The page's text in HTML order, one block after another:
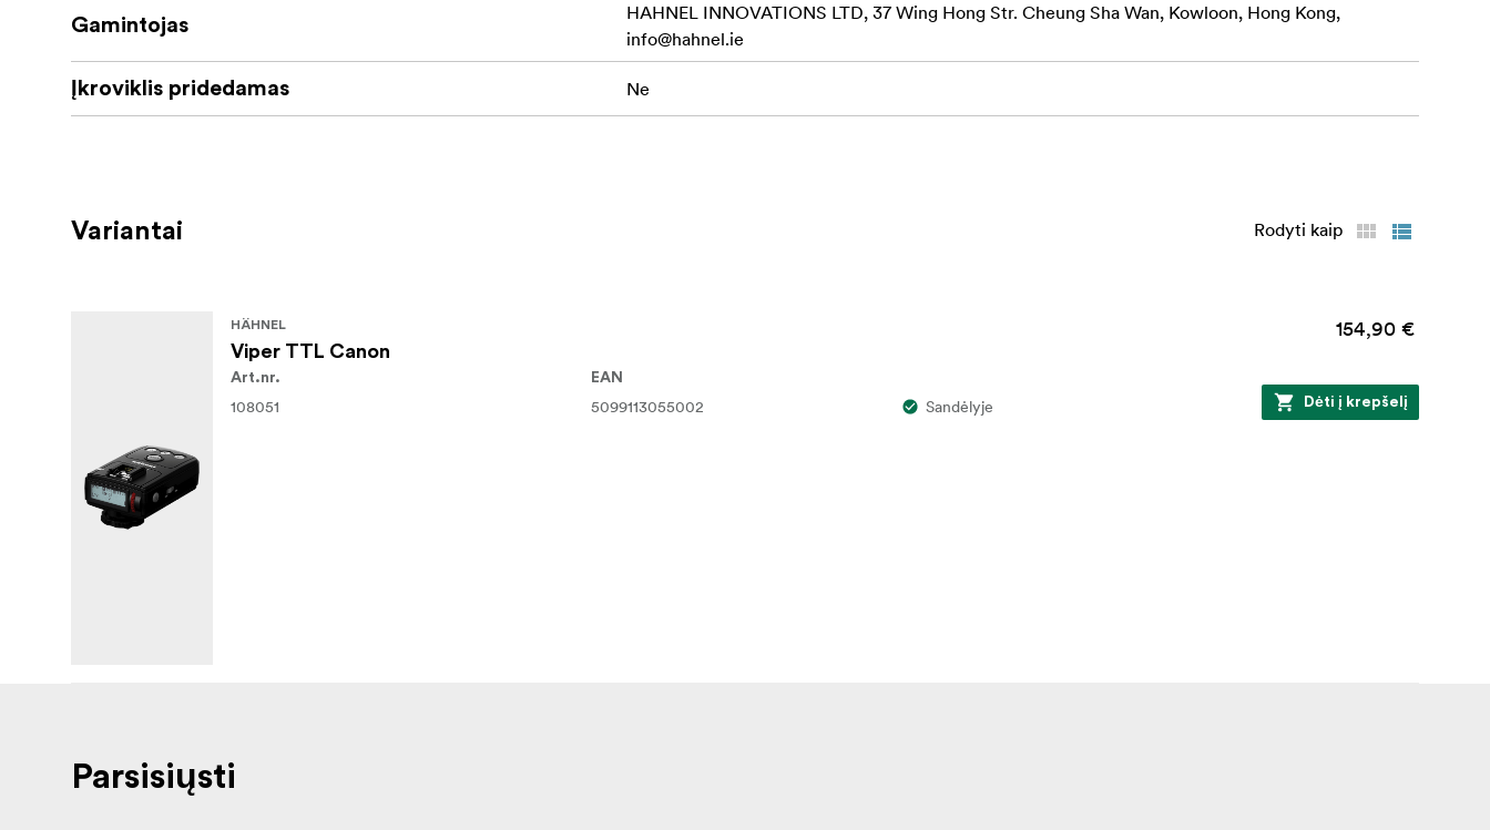
Gamintojas
HAHNEL INNOVATIONS LTD, 37 Wing Hong Str. Cheung Sha Wan, Kowloon, Hong Kong,
info@hahnel.ie
Įkroviklis pridedamas Ne
Variantai Rodyti kaip
HÄHNEL
Viper TTL Canon
154,90 €
Art.nr.
108051
EAN
5099113055002 Sandėlyje Dėti į krepšelį
Parsisiųsti